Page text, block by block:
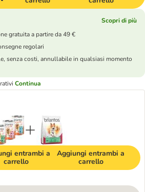
Scopri di più
gratuita a partire da 49 €
regolari
senza costi, annullabile in qualsiasi momento
Continua
entrambi a
carrello
Aggiungi entrambi a
carrello